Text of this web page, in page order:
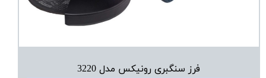
فرز سنگبری رونیکس مدل 3220